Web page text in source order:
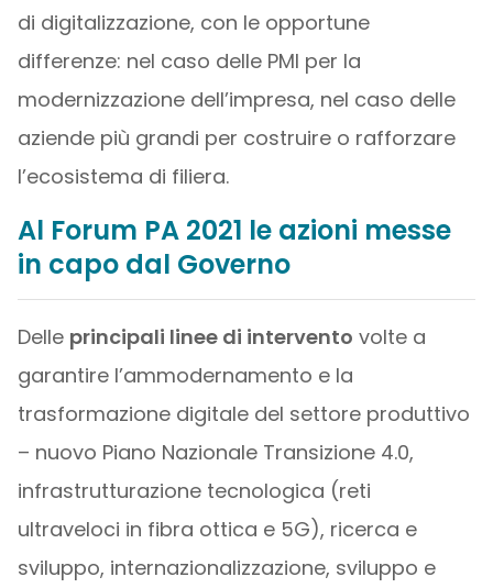
di digitalizzazione, con le opportune
differenze: nel caso delle PMI per la
modernizzazione dell’impresa, nel caso delle
aziende più grandi per costruire o rafforzare
l’ecosistema di filiera.
Al Forum PA 2021 le azioni messe
in capo dal Governo
Delle principali linee di intervento volte a
garantire l’ammodernamento e la
trasformazione digitale del settore produttivo
– nuovo Piano Nazionale Transizione 4.0,
infrastrutturazione tecnologica (reti
ultraveloci in fibra ottica e 5G), ricerca e
sviluppo, internazionalizzazione, sviluppo e